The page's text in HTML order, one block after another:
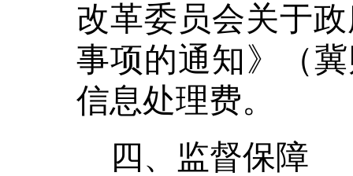
改革委员会关于
事项的通知》（
信息处理费。
四、监督保障